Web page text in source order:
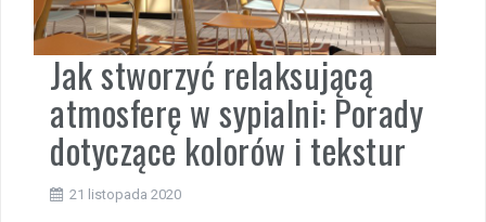
Jak stworzyć relaksującą
atmosferę w sypialni: Porady
dotyczące kolorów i tekstur
21 listopada 2020